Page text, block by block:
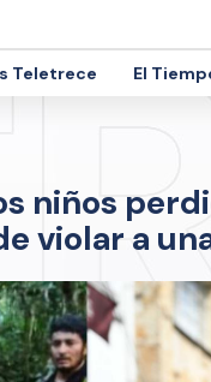
Teletrece El
niños
violar a